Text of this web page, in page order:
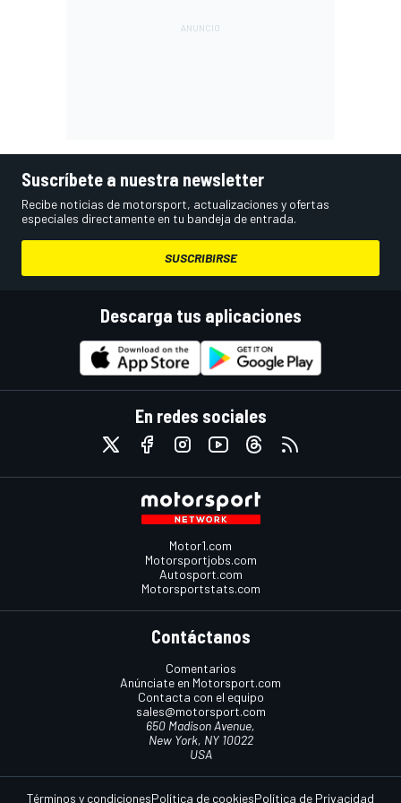
Suscríbete a nuestra newsletter
Recibe noticias de motorsport, actualizaciones y ofertas
especiales directamente en tu bandeja de entrada.
SUSCRIBIRSE
Descarga tus aplicaciones
En redes sociales
Motor1.com
Motorsportjobs.com
Autosport.com
Motorsportstats.com
Contáctanos
Comentarios
Anúnciate en Motorsport.com
Contacta con el equipo
sales@motorsport.com
650 Madison Avenue,
New York, NY 10022
USA
Términos y condicionesPolítica de cookiesPolítica de Privacidad